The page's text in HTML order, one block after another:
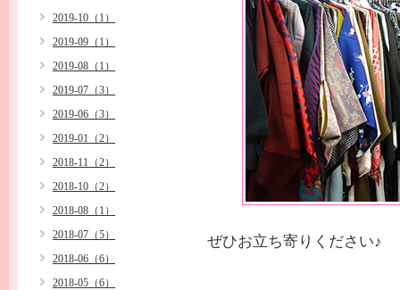
ぜひお立ち寄りください♪
2019-10（1）
2019-09（1）
2019-08（1）
2019-07（3）
2019-06（3）
2019-01（2）
2018-11（2）
2018-10（2）
2018-08（1）
2018-07（5）
2018-06（6）
2018-05（6）